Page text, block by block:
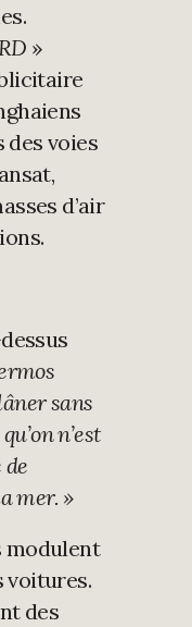
»
des voies
d’air
sans
n’est
mer. »
modulent
voitures.
des